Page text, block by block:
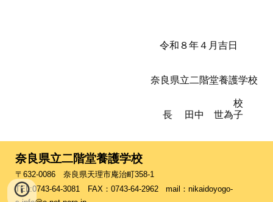
令和８年４月吉日
奈良県立二階堂養護学校
校
長 田中 世為子
奈良県立二階堂養護学校
〒632-0086 奈良県天理市庵治町358-1
TEL:0743-64-3081 FAX：0743-64-2962 mail：nikaidoyogo-